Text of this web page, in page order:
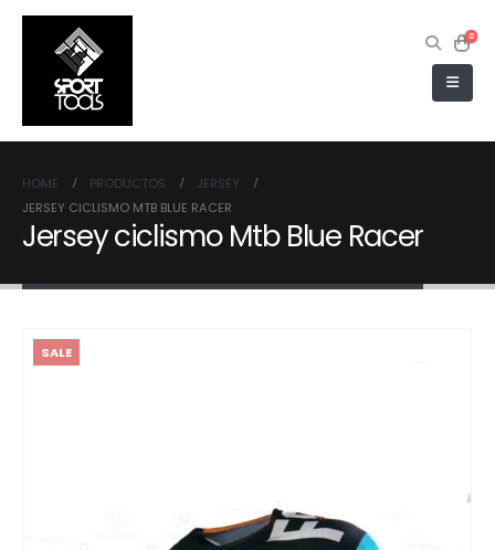
0
HOME PRODUCTOS
JERSEY
JERSEY CICLISMO MTB BLUE RACER
Jersey ciclismo Mtb Blue Racer
SALE